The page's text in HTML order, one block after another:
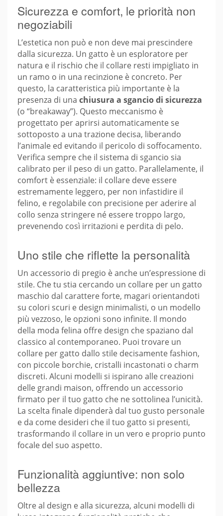
Sicurezza e comfort, le priorità non
negoziabili
L’estetica non può e non deve mai prescindere
dalla sicurezza. Un gatto è un esploratore per
natura e il rischio che il collare resti impigliato in
un ramo o in una recinzione è concreto. Per
questo, la caratteristica più importante è la
presenza di una chiusura a sgancio di sicurezza
(o “breakaway”). Questo meccanismo è
progettato per aprirsi automaticamente se
sottoposto a una trazione decisa, liberando
l’animale ed evitando il pericolo di soffocamento.
Verifica sempre che il sistema di sgancio sia
calibrato per il peso di un gatto. Parallelamente, il
comfort è essenziale: il collare deve essere
estremamente leggero, per non infastidire il
felino, e regolabile con precisione per aderire al
collo senza stringere né essere troppo largo,
prevenendo così irritazioni e perdita di pelo.
Uno stile che riflette la personalità
Un accessorio di pregio è anche un’espressione di
stile. Che tu stia cercando un collare per un gatto
maschio dal carattere forte, magari orientandoti
su colori scuri e design minimalisti, o un modello
più vezzoso, le opzioni sono infinite. Il mondo
della moda felina offre design che spaziano dal
classico al contemporaneo. Puoi trovare un
collare per gatto dallo stile decisamente fashion,
con piccole borchie, cristalli incastonati o charm
discreti. Alcuni modelli si ispirano alle creazioni
delle grandi maison, offrendo un accessorio
firmato per il tuo gatto che ne sottolinea l’unicità.
La scelta finale dipenderà dal tuo gusto personale
e da come desideri che il tuo gatto si presenti,
trasformando il collare in un vero e proprio punto
focale del suo aspetto.
Funzionalità aggiuntive: non solo
bellezza
Oltre al design e alla sicurezza, alcuni modelli di